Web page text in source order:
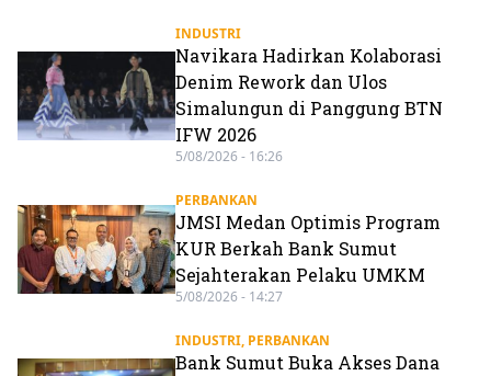
INDUSTRI
Navikara Hadirkan Kolaborasi
Denim Rework dan Ulos
Simalungun di Panggung BTN
IFW 2026
5/08/2026 - 16:26
PERBANKAN
JMSI Medan Optimis Program
KUR Berkah Bank Sumut
Sejahterakan Pelaku UMKM
5/08/2026 - 14:27
INDUSTRI, PERBANKAN
Bank Sumut Buka Akses Dana